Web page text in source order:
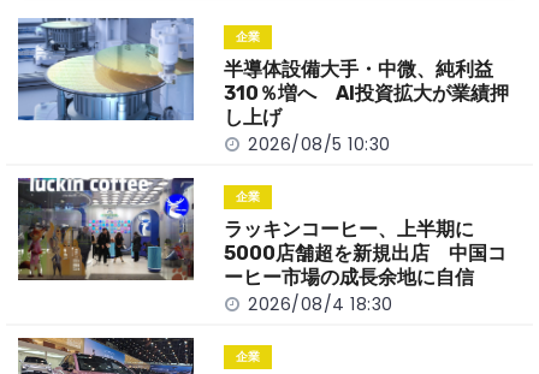
o
o
k
n
k
企業
半導体設備大手・中微、純利益
310％増へ AI投資拡大が業績押
し上げ
2026/08/5 10:30
企業
ラッキンコーヒー、上半期に
5000店舗超を新規出店 中国コ
ーヒー市場の成長余地に自信
2026/08/4 18:30
企業